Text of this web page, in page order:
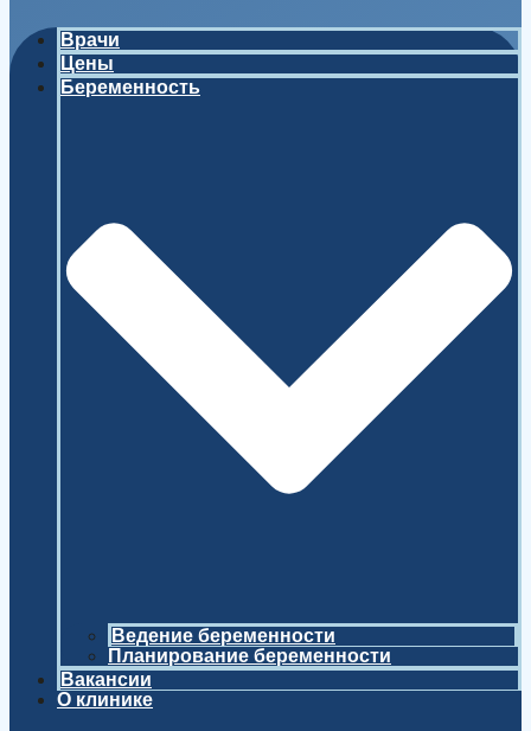
Врачи
Цены
Беременность
Ведение беременности
Планирование беременности
Вакансии
О клинике